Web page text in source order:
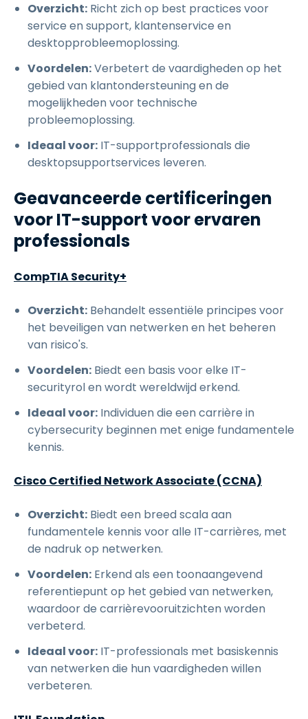
Overzicht: Richt zich op best practices voor
service en support, klantenservice en
desktopprobleemoplossing.
Voordelen:Verbetert de vaardigheden op het
gebied van klantondersteuning en de
mogelijkheden voor technische
probleemoplossing.
Ideaal voor: IT-supportprofessionals die
desktopsupportservices leveren.
Geavanceerde certificeringen
voor IT-support voor ervaren
professionals
CompTIA Security+
Overzicht: Behandelt essentiële principes voor
het beveiligen van netwerken en het beheren
van risico's.
Voordelen: Biedt een basis voor elke IT-
securityrol en wordt wereldwijd erkend.
Ideaal voor: Individuen die een carrière in
cybersecurity beginnen met enige fundamentele
kennis.
Cisco Certified Network Associate (CCNA)
Overzicht: Biedt een breed scala aan
fundamentele kennis voor alle IT-carrières, met
de nadruk op netwerken.
Voordelen: Erkend als een toonaangevend
referentiepunt op het gebied van netwerken,
waardoor de carrièrevooruitzichten worden
verbeterd.
Ideaal voor: IT-professionals met basiskennis
van netwerken die hun vaardigheden willen
verbeteren.